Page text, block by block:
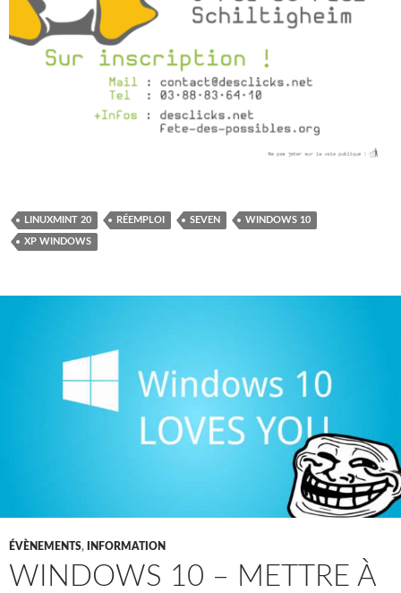
LINUXMINT 20 RÉEMPLOI SEVEN WINDOWS 10
XP WINDOWS
ÉVÈNEMENTS, INFORMATION
WINDOWS 10 – METTRE À